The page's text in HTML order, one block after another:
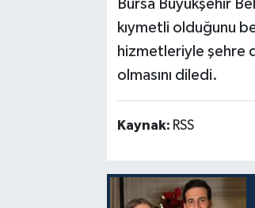
Bursa Büyükşehir
kıymetli olduğunu
hizmetleriyle şehre
olmasını diledi.
Kaynak: RSS